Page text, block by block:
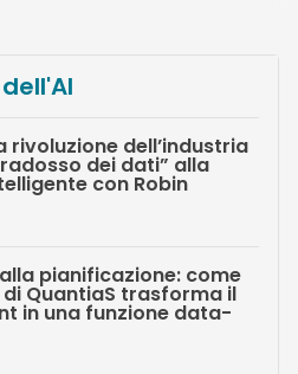
rivoluzione dell’industria
dei dati” alla
con Robin
pianificazione: come
di QuantiaS trasforma il
in una funzione data-